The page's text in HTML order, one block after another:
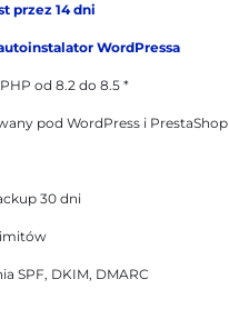
przez 14 dni
WordPressa
od 8.2 do 8.5 *
pod WordPress i PrestaShop
30 dni
SPF, DKIM, DMARC